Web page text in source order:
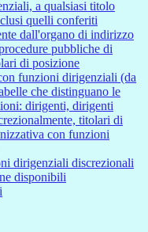
a qualsiasi titolo
quelli conferiti
dall'organo di indirizzo
pubbliche di
di posizione
funzioni dirigenziali (da
che distinguano le
dirigenti, dirigenti
titolari di
con funzioni
dirigenziali discrezionali
disponibili